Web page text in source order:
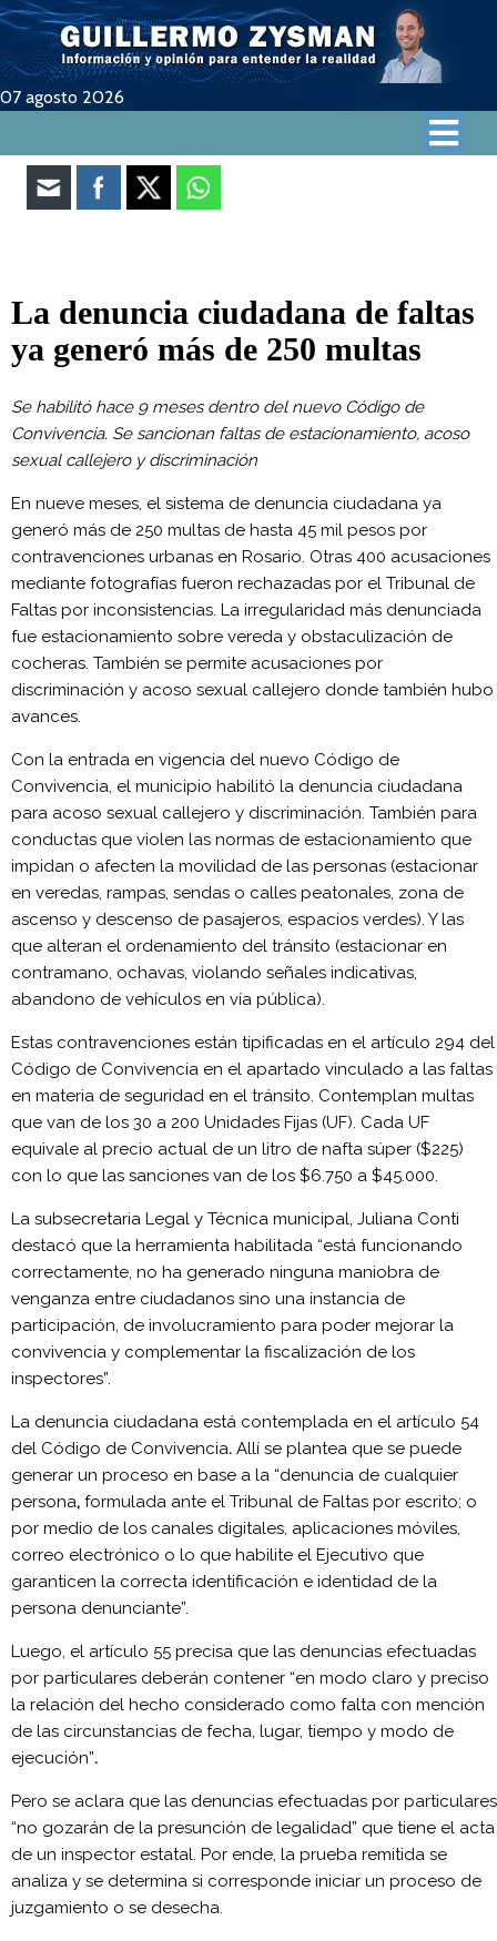
07 agosto 2026
La denuncia ciudadana de faltas
ya generó más de 250 multas
Se habilitó hace 9 meses dentro del nuevo Código de
Convivencia. Se sancionan faltas de estacionamiento, acoso
sexual callejero y discriminación
En nueve meses, el sistema de denuncia ciudadana ya
generó más de 250 multas de hasta 45 mil pesos por
contravenciones urbanas en Rosario. Otras 400 acusaciones
mediante fotografías fueron rechazadas por el Tribunal de
Faltas por inconsistencias. La irregularidad más denunciada
fue estacionamiento sobre vereda y obstaculización de
cocheras. También se permite acusaciones por
discriminación y acoso sexual callejero donde también hubo
avances.
Con la entrada en vigencia del nuevo Código de
Convivencia, el municipio habilitó la denuncia ciudadana
para acoso sexual callejero y discriminación. También para
conductas que violen las normas de estacionamiento que
impidan o afecten la movilidad de las personas (estacionar
en veredas, rampas, sendas o calles peatonales, zona de
ascenso y descenso de pasajeros, espacios verdes). Y las
que alteran el ordenamiento del tránsito (estacionar en
contramano, ochavas, violando señales indicativas,
abandono de vehículos en vía pública).
Estas contravenciones están tipificadas en el artículo 294 del
Código de Convivencia en el apartado vinculado a las faltas
en materia de seguridad en el tránsito. Contemplan multas
que van de los 30 a 200 Unidades Fijas (UF). Cada UF
equivale al precio actual de un litro de nafta súper ($225)
con lo que las sanciones van de los $6.750 a $45.000.
La subsecretaria Legal y Técnica municipal, Juliana Conti
destacó que la herramienta habilitada “está funcionando
correctamente, no ha generado ninguna maniobra de
venganza entre ciudadanos sino una instancia de
participación, de involucramiento para poder mejorar la
convivencia y complementar la fiscalización de los
inspectores”.
La denuncia ciudadana está contemplada en el artículo 54
del Código de Convivencia. Allí se plantea que se puede
generar un proceso en base a la “denuncia de cualquier
persona, formulada ante el Tribunal de Faltas por escrito; o
por medio de los canales digitales, aplicaciones móviles,
correo electrónico o lo que habilite el Ejecutivo que
garanticen la correcta identificación e identidad de la
persona denunciante”.
Luego, el artículo 55 precisa que las denuncias efectuadas
por particulares deberán contener “en modo claro y preciso
la relación del hecho considerado como falta con mención
de las circunstancias de fecha, lugar, tiempo y modo de
ejecución”.
Pero se aclara que las denuncias efectuadas por particulares
“no gozarán de la presunción de legalidad” que tiene el acta
de un inspector estatal. Por ende, la prueba remitida se
analiza y se determina si corresponde iniciar un proceso de
juzgamiento o se desecha.